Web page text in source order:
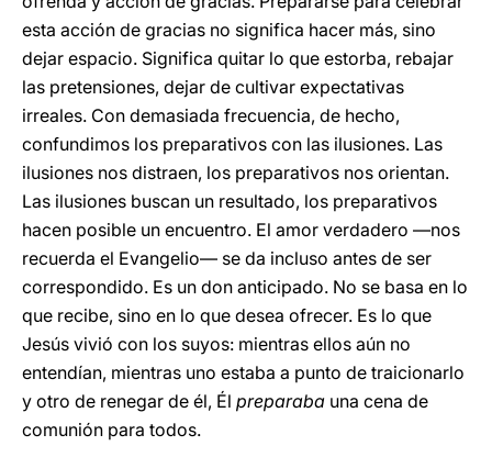
esta acción de gracias no significa hacer más, sino
dejar espacio. Significa quitar lo que estorba, rebajar
las pretensiones, dejar de cultivar expectativas
irreales. Con demasiada frecuencia, de hecho,
confundimos los preparativos con las ilusiones. Las
ilusiones nos distraen, los preparativos nos orientan.
Las ilusiones buscan un resultado, los preparativos
hacen posible un encuentro. El amor verdadero —nos
recuerda el Evangelio— se da incluso antes de ser
correspondido. Es un don anticipado. No se basa en lo
que recibe, sino en lo que desea ofrecer. Es lo que
Jesús vivió con los suyos: mientras ellos aún no
entendían, mientras uno estaba a punto de traicionarlo
y otro de renegar de él, Él preparaba una cena de
comunión para todos.